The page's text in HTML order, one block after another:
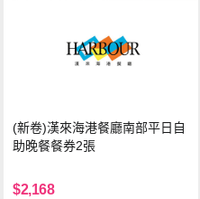
(新卷)漢來海港餐廳南部平日自
助晚餐餐券2張
$2,168